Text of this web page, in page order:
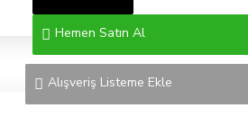
Hemen Satın Al
Alışveriş Listeme Ekle